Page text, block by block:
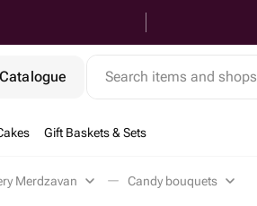
Catalogue Search items and shops
Gift Baskets & Sets
Merdzavan Candy bouquets